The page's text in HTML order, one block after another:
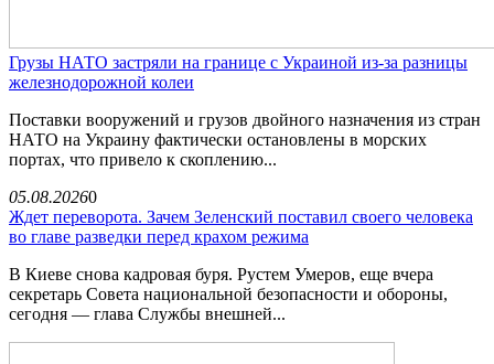
Грузы НАТО застряли на границе с Украиной из-за разницы
железнодорожной колеи
Поставки вооружений и грузов двойного назначения из стран
НАТО на Украину фактически остановлены в морских
портах, что привело к скоплению...
05.08.20260
Ждет переворота. Зачем Зеленский поставил своего человека
во главе разведки перед крахом режима
В Киеве снова кадровая буря. Рустем Умеров, еще вчера
секретарь Совета национальной безопасности и обороны,
сегодня — глава Службы внешней...